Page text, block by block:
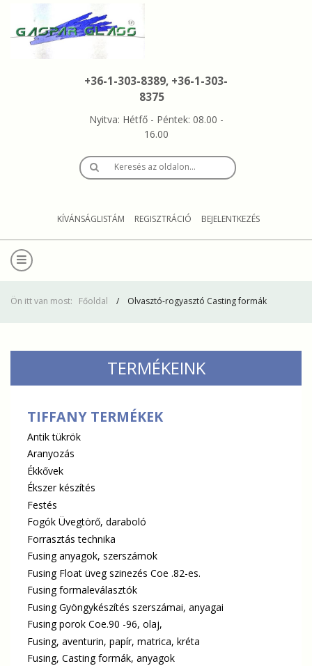
+36-1-303-8389, +36-1-303-
8375
Nyitva: Hétfő - Péntek: 08.00 -
16.00
Keresés az oldalon…
KÍVÁNSÁGLISTÁM REGISZTRÁCIÓ BEJELENTKEZÉS
Ön itt van most: Főoldal Olvasztó-rogyasztó Casting formák
TERMÉKEINK
TIFFANY TERMÉKEK
Antik tükrök
Aranyozás
Ékkővek
Ékszer készítés
Festés
Fogók Üvegtörő, daraboló
Forrasztás technika
Fusing anyagok, szerszámok
Fusing Float üveg szinezés Coe .82-es.
Fusing formaleválasztók
Fusing Gyöngykészítés szerszámai, anyagai
Fusing porok Coe.90 -96, olaj,
Fusing, aventurin, papír, matrica, kréta
Fusing, Casting formák, anyagok